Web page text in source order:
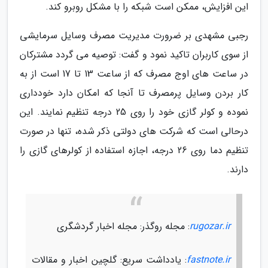
این افزایش، ممکن است شبکه را با مشکل روبرو کند.
رجبی مشهدی بر ضرورت مدیریت مصرف وسایل سرمایشی
از سوی کاربران تاکید نمود و گفت: توصیه می گردد مشترکان
در ساعت های اوج مصرف که از ساعت 13 تا 17 است از به
کار بردن وسایل پرمصرف تا آنجا که امکان دارد خودداری
نموده و کولر گازی خود را روی 25 درجه تنظیم نمایند. این
درحالی است که شرکت های دولتی ذکر شده، تنها در صورت
تنظیم دما روی 26 درجه، اجازه استفاده از کولرهای گازی را
دارند.
rugozar.ir: مجله روگذر: مجله اخبار گردشگری
fastnote.ir: یادداشت سریع: گلچین اخبار و مقالات